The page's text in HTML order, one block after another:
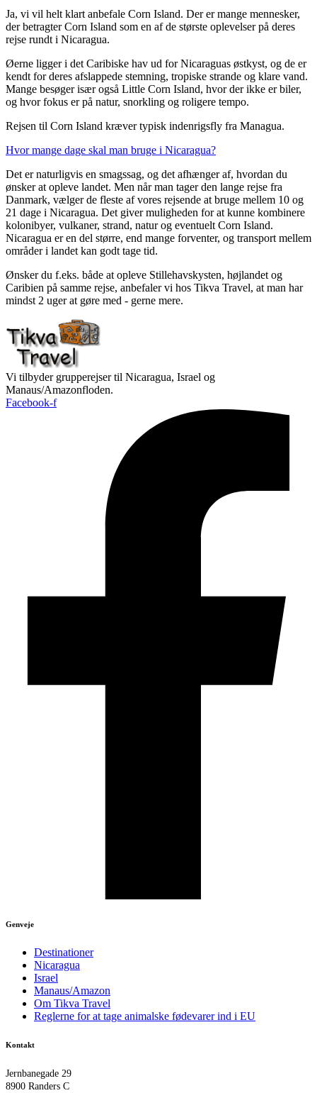
Ja, vi vil helt klart anbefale Corn Island. Der er mange mennesker,
der betragter Corn Island som en af de største oplevelser på deres
rejse rundt i Nicaragua.
Øerne ligger i det Caribiske hav ud for Nicaraguas østkyst, og de er
kendt for deres afslappede stemning, tropiske strande og klare vand.
Mange besøger især også Little Corn Island, hvor der ikke er biler,
og hvor fokus er på natur, snorkling og roligere tempo.
Rejsen til Corn Island kræver typisk indenrigsfly fra Managua.
Hvor mange dage skal man bruge i Nicaragua?
Det er naturligvis en smagssag, og det afhænger af, hvordan du
ønsker at opleve landet. Men når man tager den lange rejse fra
Danmark, vælger de fleste af vores rejsende at bruge mellem 10 og
21 dage i Nicaragua. Det giver muligheden for at kunne kombinere
kolonibyer, vulkaner, strand, natur og eventuelt Corn Island.
Nicaragua er en del større, end mange forventer, og transport mellem
områder i landet kan godt tage tid.
Ønsker du f.eks. både at opleve Stillehavskysten, højlandet og
Caribien på samme rejse, anbefaler vi hos Tikva Travel, at man har
mindst 2 uger at gøre med - gerne mere.
Vi tilbyder grupperejser til Nicaragua, Israel og
Manaus/Amazonfloden.
Facebook-f
Genveje
Destinationer
Nicaragua
Israel
Manaus/Amazon
Om Tikva Travel
Reglerne for at tage animalske fødevarer ind i EU
Kontakt
Jernbanegade 29
8900 Randers C